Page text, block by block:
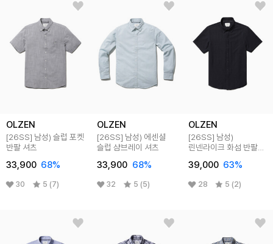
OLZEN
[26SS] 남성) 슬럽 포켓
반팔 셔츠
33,900 68%
30 5 (7)
OLZEN
[26SS] 남성) 에센셜
슬럽 샴브레이 셔츠
33,900 68%
32 5 (5)
OLZEN
[26SS] 남성)
린넨라이크 화섬 반팔
39,000 63%
28 5 (2)